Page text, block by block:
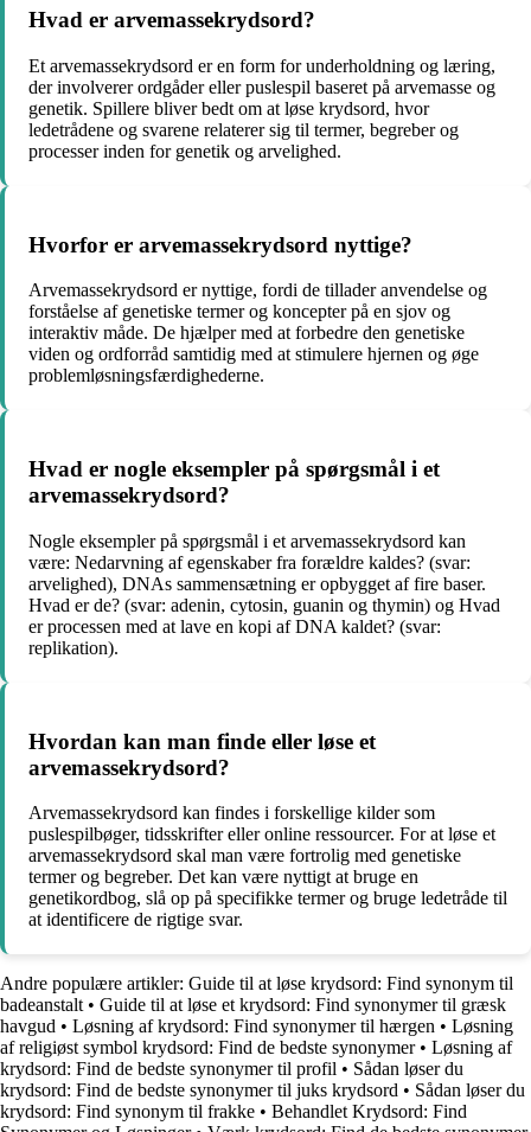
Hvad er arvemassekrydsord?
Et arvemassekrydsord er en form for underholdning og læring,
der involverer ordgåder eller puslespil baseret på arvemasse og
genetik. Spillere bliver bedt om at løse krydsord, hvor
ledetrådene og svarene relaterer sig til termer, begreber og
processer inden for genetik og arvelighed.
Hvorfor er arvemassekrydsord nyttige?
Arvemassekrydsord er nyttige, fordi de tillader anvendelse og
forståelse af genetiske termer og koncepter på en sjov og
interaktiv måde. De hjælper med at forbedre den genetiske
viden og ordforråd samtidig med at stimulere hjernen og øge
problemløsningsfærdighederne.
Hvad er nogle eksempler på spørgsmål i et
arvemassekrydsord?
Nogle eksempler på spørgsmål i et arvemassekrydsord kan
være: Nedarvning af egenskaber fra forældre kaldes? (svar:
arvelighed), DNAs sammensætning er opbygget af fire baser.
Hvad er de? (svar: adenin, cytosin, guanin og thymin) og Hvad
er processen med at lave en kopi af DNA kaldet? (svar:
replikation).
Hvordan kan man finde eller løse et
arvemassekrydsord?
Arvemassekrydsord kan findes i forskellige kilder som
puslespilbøger, tidsskrifter eller online ressourcer. For at løse et
arvemassekrydsord skal man være fortrolig med genetiske
termer og begreber. Det kan være nyttigt at bruge en
genetikordbog, slå op på specifikke termer og bruge ledetråde til
at identificere de rigtige svar.
Andre populære artikler: Guide til at løse krydsord: Find synonym til
badeanstalt • Guide til at løse et krydsord: Find synonymer til græsk
havgud • Løsning af krydsord: Find synonymer til hærgen • Løsning
af religiøst symbol krydsord: Find de bedste synonymer• Løsning af
krydsord: Find de bedste synonymer til profil • Sådan løser du
krydsord: Find de bedste synonymer til juks krydsord • Sådan løser du
krydsord: Find synonym til frakke • Behandlet Krydsord: Find